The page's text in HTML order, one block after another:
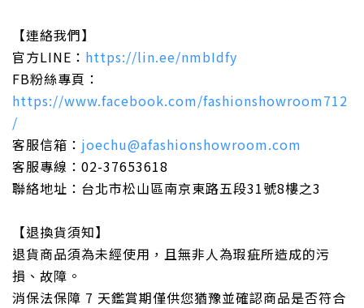
【連絡我們】
官方LINE： https://lin.ee/nmbIdfy
FB粉絲專頁：
https://www.facebook.com/fashionshowroom712
/
客服信箱： joechu@afashionshowroom.com
客服專線：02-37653618
聯絡地址：台北市松山區南京東路五段31號8樓之3
【退換貨須知】
退貨商品須為未經使用，且無非人為瑕疵所造成的污
損、故障。
消保法保障 7 天鑑賞期僅供您猶豫並確認商品是否符合